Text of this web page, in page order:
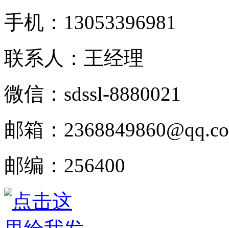
手机： 13053396981
联系人：王经理
微信： sdssl-8880021
邮箱：
邮编： 256400